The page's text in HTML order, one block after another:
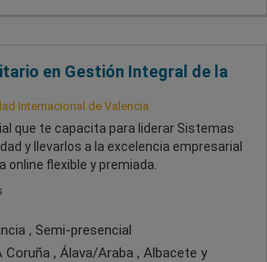
en Gestión Integral de la
Internacional de Valencia
que te capacita para liderar Sistemas
y llevarlos a la excelencia empresarial
online flexible y premiada.
, Semi-presencial
Coruña , Álava/Araba , Albacete y